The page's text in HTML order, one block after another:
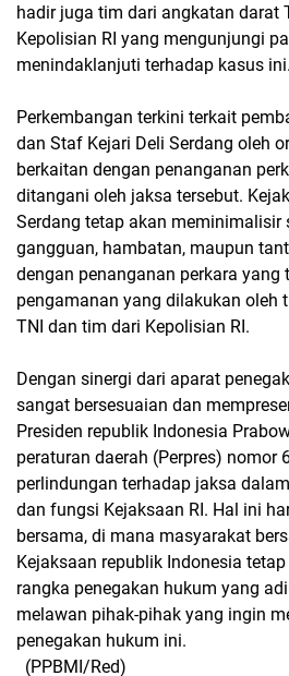
hadir juga tim dari angkatan darat
Kepolisian RI yang mengunjungi
menindaklanjuti terhadap kasus ini.
Perkembangan terkini terkait
dan Staf Kejari Deli Serdang oleh
berkaitan dengan penanganan
ditangani oleh jaksa tersebut.
Serdang tetap akan meminimalisir
gangguan, hambatan, maupun
dengan penanganan perkara yang
pengamanan yang dilakukan oleh
TNI dan tim dari Kepolisian RI.
Dengan sinergi dari aparat
sangat bersesuaian dan
Presiden republik Indonesia
peraturan daerah (Perpres) nomor
perlindungan terhadap jaksa
dan fungsi Kejaksaan RI. Hal ini
bersama, di mana masyarakat
Kejaksaan republik Indonesia
rangka penegakan hukum yang
melawan pihak-pihak yang ingin
penegakan hukum ini.
(PPBMI/Red)